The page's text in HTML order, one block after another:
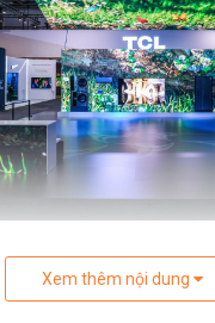
2026 có gì mới?
mang đến loạt
Xem thêm nội dung